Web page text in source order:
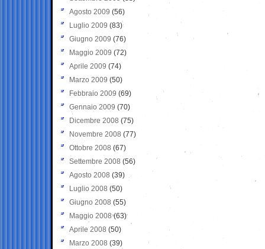
Agosto 2009 (56)
Luglio 2009 (83)
Giugno 2009 (76)
Maggio 2009 (72)
Aprile 2009 (74)
Marzo 2009 (50)
Febbraio 2009 (69)
Gennaio 2009 (70)
Dicembre 2008 (75)
Novembre 2008 (77)
Ottobre 2008 (67)
Settembre 2008 (56)
Agosto 2008 (39)
Luglio 2008 (50)
Giugno 2008 (55)
Maggio 2008(63)
Aprile 2008 (50)
Marzo 2008 (39)